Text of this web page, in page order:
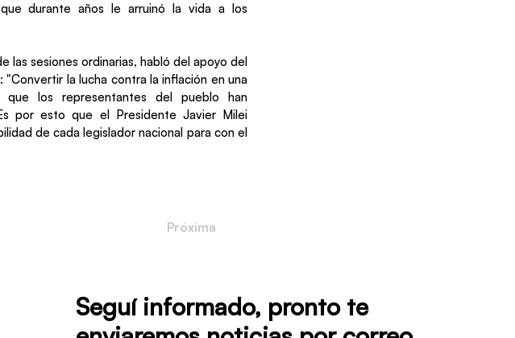
durante años le arruinó la vida a los
las sesiones ordinarias, habló del apoyo del
la lucha contra la inflación en una
los representantes del pueblo han
por esto que el Presidente Javier Milei
de cada legislador nacional para con el
Próxima
Seguí informado, pronto te